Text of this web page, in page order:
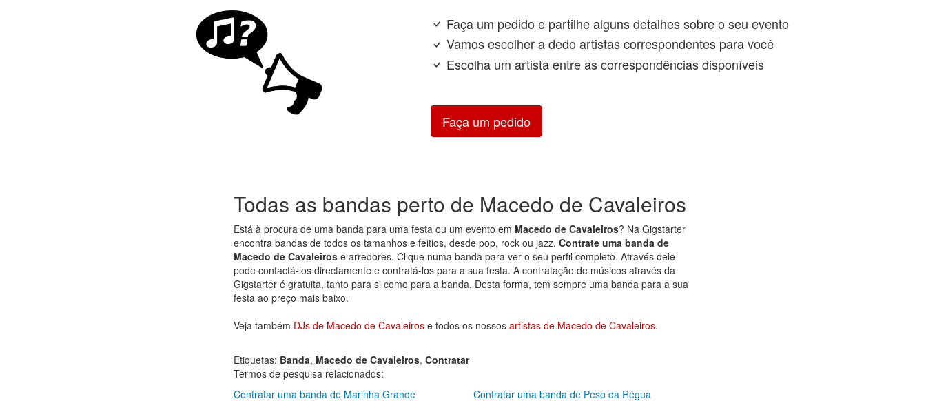
Faça um pedido e partilhe alguns detalhes sobre o seu evento
Vamos escolher a dedo artistas correspondentes para você
Escolha um artista entre as correspondências disponíveis
Faça um pedido
Todas as bandas perto de Macedo de Cavaleiros
Está à procura de uma banda para uma festa ou um evento em Macedo de Cavaleiros? Na Gigstarter
encontra bandas de todos os tamanhos e feitios, desde pop, rock ou jazz. Contrate uma banda de
Macedo de Cavaleiros e arredores. Clique numa banda para ver o seu perfil completo. Através dele
pode contactá-los directamente e contratá-los para a sua festa. A contratação de músicos através da
Gigstarter é gratuita, tanto para si como para a banda. Desta forma, tem sempre uma banda para a sua
festa ao preço mais baixo.
Veja também DJs de Macedo de Cavaleiros e todos os nossos artistas de Macedo de Cavaleiros.
Etiquetas: Banda, Macedo de Cavaleiros, Contratar
Termos de pesquisa relacionados:
Contratar uma banda de Marinha Grande
Contratar uma banda de Peso da Régua